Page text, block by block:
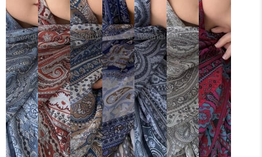
Tükendi Tükendi Tükendi Tükendi Tükendi